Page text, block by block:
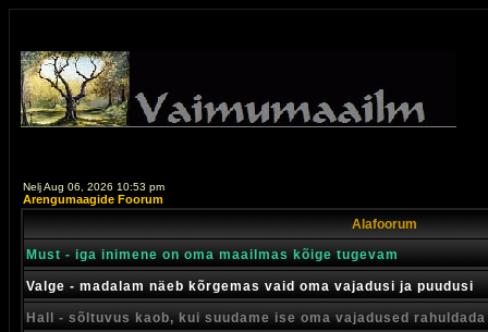
Nelj Aug 06, 2026 10:53 pm
Arengumaagide Foorum
Alafoorum
Must - iga inimene on oma maailmas kõige tugevam
Valge - madalam näeb kõrgemas vaid oma vajadusi ja puudusi
Hall - sõltuvus kaob, kui suudame ise oma vajadused rahuldada